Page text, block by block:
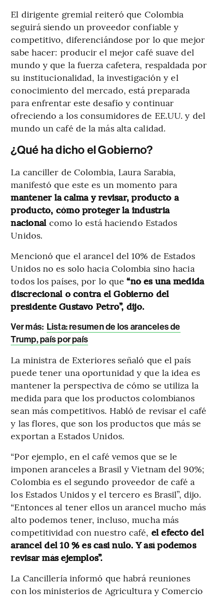
El dirigente gremial reiteró que Colombia
seguirá siendo un proveedor confiable y
competitivo, diferenciándose por lo que mejor
sabe hacer: producir el mejor café suave del
mundo y que la fuerza cafetera, respaldada por
su institucionalidad, la investigación y el
conocimiento del mercado, está preparada
para enfrentar este desafío y continuar
ofreciendo a los consumidores de EE.UU. y del
mundo un café de la más alta calidad.
¿Qué ha dicho el Gobierno?
La canciller de Colombia, Laura Sarabia,
manifestó que este es un momento para
mantener la calma y revisar, producto a
producto, cómo proteger la industria
nacional como lo está haciendo Estados
Unidos.
Mencionó que el arancel del 10% de Estados
Unidos no es solo hacia Colombia sino hacia
todos los países, por lo que“no es una medida
discrecional o contra el Gobierno del
presidente Gustavo Petro”, dijo.
Ver más: Lista: resumen de los aranceles de
Trump, país por país
La ministra de Exteriores señaló que el país
puede tener una oportunidad y que la idea es
mantener la perspectiva de cómo se utiliza la
medida para que los productos colombianos
sean más competitivos. Habló de revisar el café
y las flores, que son los productos que más se
exportan a Estados Unidos.
“Por ejemplo, en el café vemos que se le
imponen aranceles a Brasil y Vietnam del 90%;
Colombia es el segundo proveedor de café a
los Estados Unidos y el tercero es Brasil”, dijo.
“Entonces al tener ellos un arancel mucho más
alto podemos tener, incluso, mucha más
competitividad con nuestro café, el efecto del
arancel del 10 % es casi nulo. Y así podemos
revisar más ejemplos”.
La Cancillería informó que habrá reuniones
con los ministerios de Agricultura y Comercio